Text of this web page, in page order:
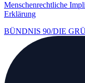
Menschenrechtliche
Erklärung
BÜNDNIS 90/DIE